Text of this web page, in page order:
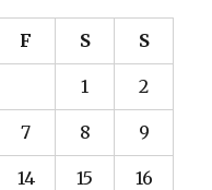
F S S
1 2
7 8 9
14 15 16